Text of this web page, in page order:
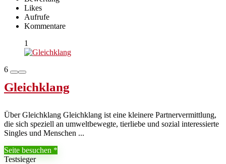
Likes
Aufrufe
Kommentare
1
6
Gleichklang
Über Gleichklang Gleichklang ist eine kleinere Partnervermittlung,
die sich speziell an umweltbewegte, tierliebe und sozial interessierte
Singles und Menschen ...
Seite besuchen
Testsieger